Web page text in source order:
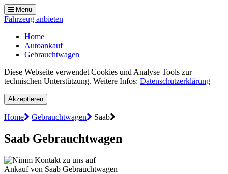
Menu
Fahrzeug anbieten
Home
Autoankauf
Gebrauchtwagen
Diese Webseite verwendet Cookies und Analyse Tools zur
technischen Unterstützung. Weitere Infos: Datenschutzerklärung
Akzeptieren
Home Gebrauchtwagen Saab
Saab Gebrauchtwagen
Ankauf von Saab Gebrauchtwagen